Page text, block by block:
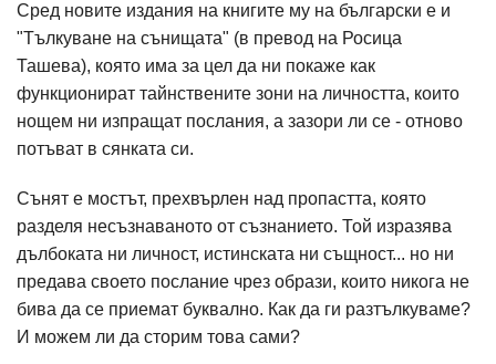
Сред новите издания на книгите му на български е и
"Тълкуване на сънищата" (в превод на Росица
Ташева), която има за цел да ни покаже как
функционират тайнствените зони на личността, които
нощем ни изпращат послания, а зазори ли се - отново
потъват в сянката си.
Сънят е мостът, прехвърлен над пропастта, която
разделя несъзнаваното от съзнанието. Той изразява
дълбоката ни личност, истинската ни същност... но ни
предава своето послание чрез образи, които никога не
бива да се приемат буквално. Как да ги разтълкуваме?
И можем ли да сторим това сами?